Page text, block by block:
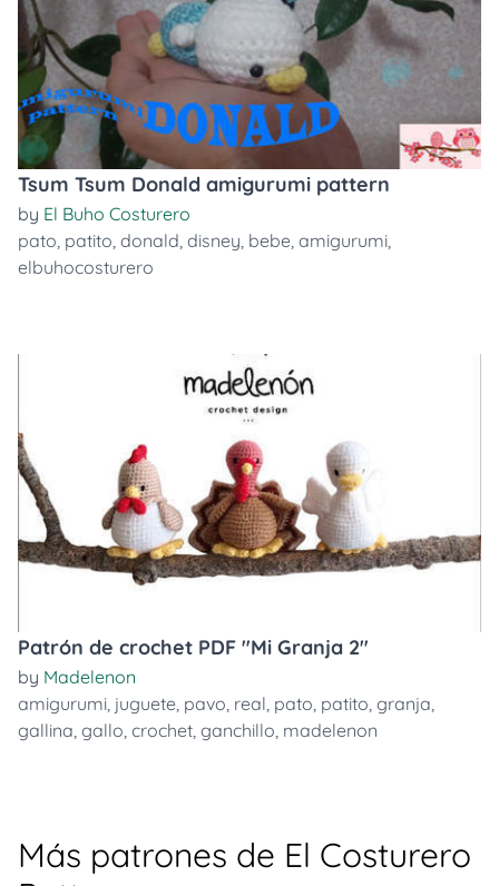
Tsum Tsum Donald amigurumi pattern
by El Buho Costurero
pato, patito, donald, disney, bebe, amigurumi,
elbuhocosturero
Patrón de crochet PDF "Mi Granja 2"
by Madelenon
amigurumi, juguete, pavo, real, pato, patito, granja,
gallina, gallo, crochet, ganchillo, madelenon
Más patrones de El Costurero